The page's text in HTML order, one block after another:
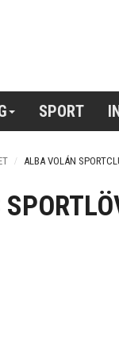
SPORT
ALBA VOLÁN